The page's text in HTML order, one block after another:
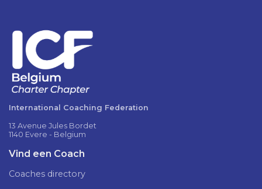
International Coaching Federation
13 Avenue Jules Bordet
1140 Evere - Belgium
Vind een Coach
Coaches directory